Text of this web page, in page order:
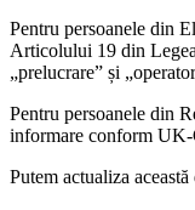
Pentru persoanele din
Articolului 19 din
„prelucrare” și
Pentru persoanele din
informare conform
Putem actualiza